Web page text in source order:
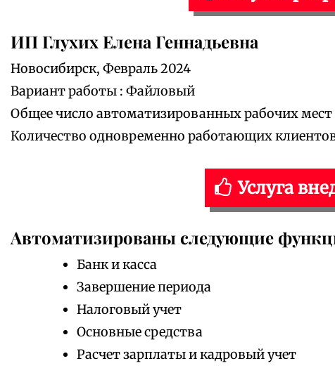
ИП Глухих Елена Геннадьевна
Новосибирск, Февраль 2024
Вариант работы : Файловый
Общее число автоматизированных рабочих мест
Количество одновременно работающих
Услуга
Автоматизированы следующие
Банк и касса
Завершение периода
Налоговый учет
Основные средства
Расчет зарплаты и кадровый учет